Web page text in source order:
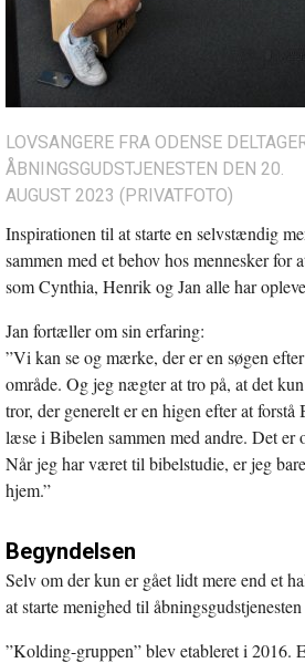
LOVSANGERE FRA ODENSE
ÅBNINGSGUDSTJENESTEN DEN 20.
AUGUST 2023 (PRIVATFOTO)
Inspirationen til at starte en selvstændig
sammen med et behov hos mennesker for
som Cynthia, Henrik og Jan alle har
Jan fortæller om sin erfaring:
”Vi kan se og mærke, der er en søgen
område. Og jeg nægter at tro på, at det
tror, der generelt er en higen efter at
læse i Bibelen sammen med andre. Det er
Når jeg har været til bibelstudie, er jeg
hjem.”
Begyndelsen
Selv om der kun er gået lidt mere end et
at starte menighed til
”Kolding-gruppen” blev etableret i 2016.